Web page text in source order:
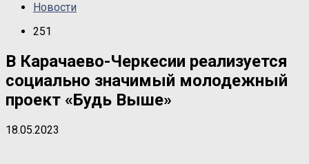
Новости
251
В Карачаево-Черкесии реализуется
социально значимый молодежный
проект «Будь Выше»
18.05.2023